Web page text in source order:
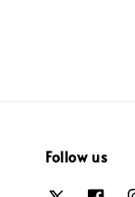
Follow us